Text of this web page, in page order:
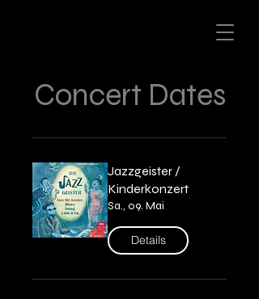
Concert Dates
Jazzgeister /
Kinderkonzert
Sa., 09. Mai
Details